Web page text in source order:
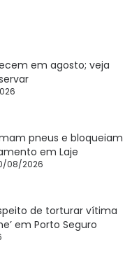
em agosto; veja
pneus e bloqueiam
em Laje
08/2026
de torturar vítima
em Porto Seguro